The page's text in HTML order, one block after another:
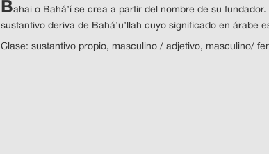
Bahai o Bahá’í se crea a partir del nombre de su
sustantivo deriva de Bahá’u’llah cuyo significado en árabe
Clase: sustantivo propio, masculino / adjetivo, masculino/